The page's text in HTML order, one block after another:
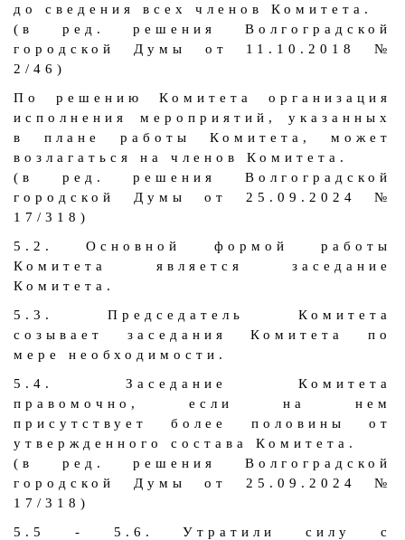
до сведения всех членов Комитета.
(в ред. решения Волгоградской
городской Думы от 11.10.2018 №
2/46)
По решению Комитета организация
исполнения мероприятий, указанных
в плане работы Комитета, может
возлагаться на членов Комитета.
(в ред. решения Волгоградской
городской Думы от 25.09.2024 №
17/318)
5.2. Основной формой работы
Комитета является заседание
Комитета.
5.3. Председатель Комитета
созывает заседания Комитета по
мере необходимости.
5.4. Заседание Комитета
правомочно, если на нем
присутствует более половины от
утвержденного состава Комитета.
(в ред. решения Волгоградской
городской Думы от 25.09.2024 №
17/318)
5.5 - 5.6. Утратили силу с